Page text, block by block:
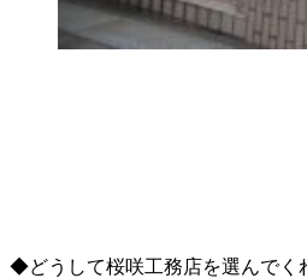
◆どうして桜咲工務店を選んでく